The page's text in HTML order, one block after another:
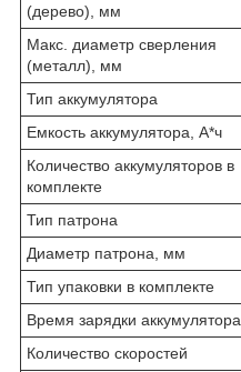
(дерево), мм
Макс. диаметр сверления
(металл), мм
Тип аккумулятора
Емкость аккумулятора, А*ч
Количество аккумуляторов в
комплекте
Тип патрона
Диаметр патрона, мм
Тип упаковки в комплекте
Время зарядки аккумулятора
Количество скоростей